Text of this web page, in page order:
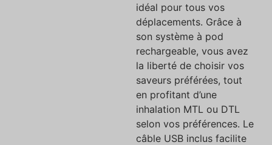
idéal pour tous vos
déplacements. Grâce à
son système à pod
rechargeable, vous avez
la liberté de choisir vos
saveurs préférées, tout
en profitant d’une
inhalation MTL ou DTL
selon vos préférences. Le
câble USB inclus facilite